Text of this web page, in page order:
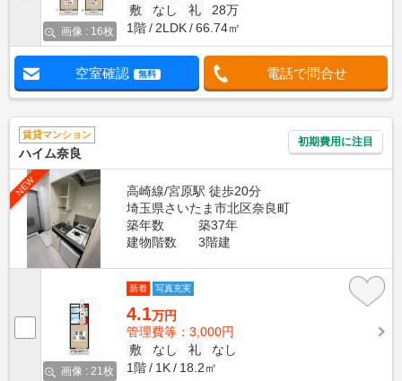
画像 : 16枚
敷
なし 礼
28万
1階
2LDK 66.74㎡
空室確認 無料 電話で問合せ
賃貸マンション
ハイム奈良
初期費用に注目
NEW
高崎線/宮原駅 徒歩20分
埼玉県さいたま市北区奈良町
築年数
築37年
建物階数
3階建
画像 : 21枚
新着 写真充実
4.1万円
管理費等：3,000円
敷
なし 礼
なし
1階
1K 18.2㎡